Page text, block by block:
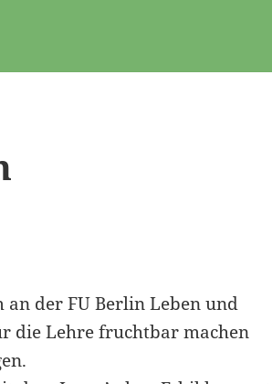
an der FU Berlin Leben und
die Lehre fruchtbar machen